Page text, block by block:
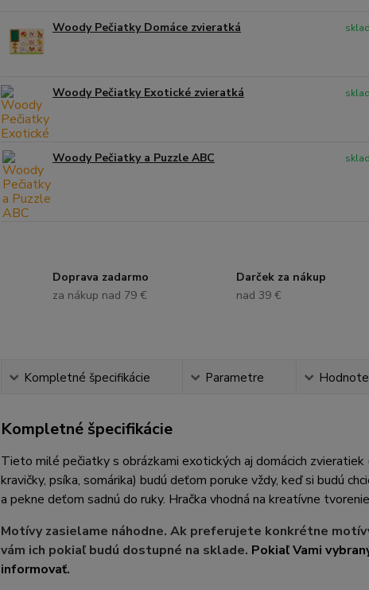
Woody Pečiatky Domáce zvieratká
Woody Pečiatky Exotické zvieratká
Woody Pečiatky a Puzzle ABC
Doprava zadarmo
za nákup nad 79 €
Darček za nákup
nad 39 €
Kompletné špecifikácie Parametre
Kompletné špecifikácie
Tieto milé pečiatky s obrázkami exotických aj domácich zvieratiek
kravičky, psíka, somárika) budú deťom poruke vždy, keď si budú
a pekne deťom sadnú do ruky. Hračka vhodná na kreatívne
Motívy zasielame náhodne. Ak preferujete konkrétne
vám ich pokiaľ budú dostupné na sklade. Pokiaľ Vami
informovať.